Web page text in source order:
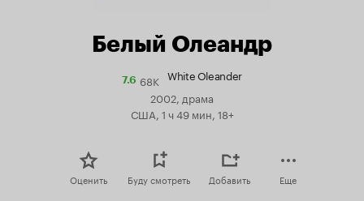
Белый Олеандр
7.6Рейтинг
Кинопоиска
68K White Oleander
2002, драма
США, 1 ч 49 мин, 18+
Оценить Буду смотреть Добавить Еще